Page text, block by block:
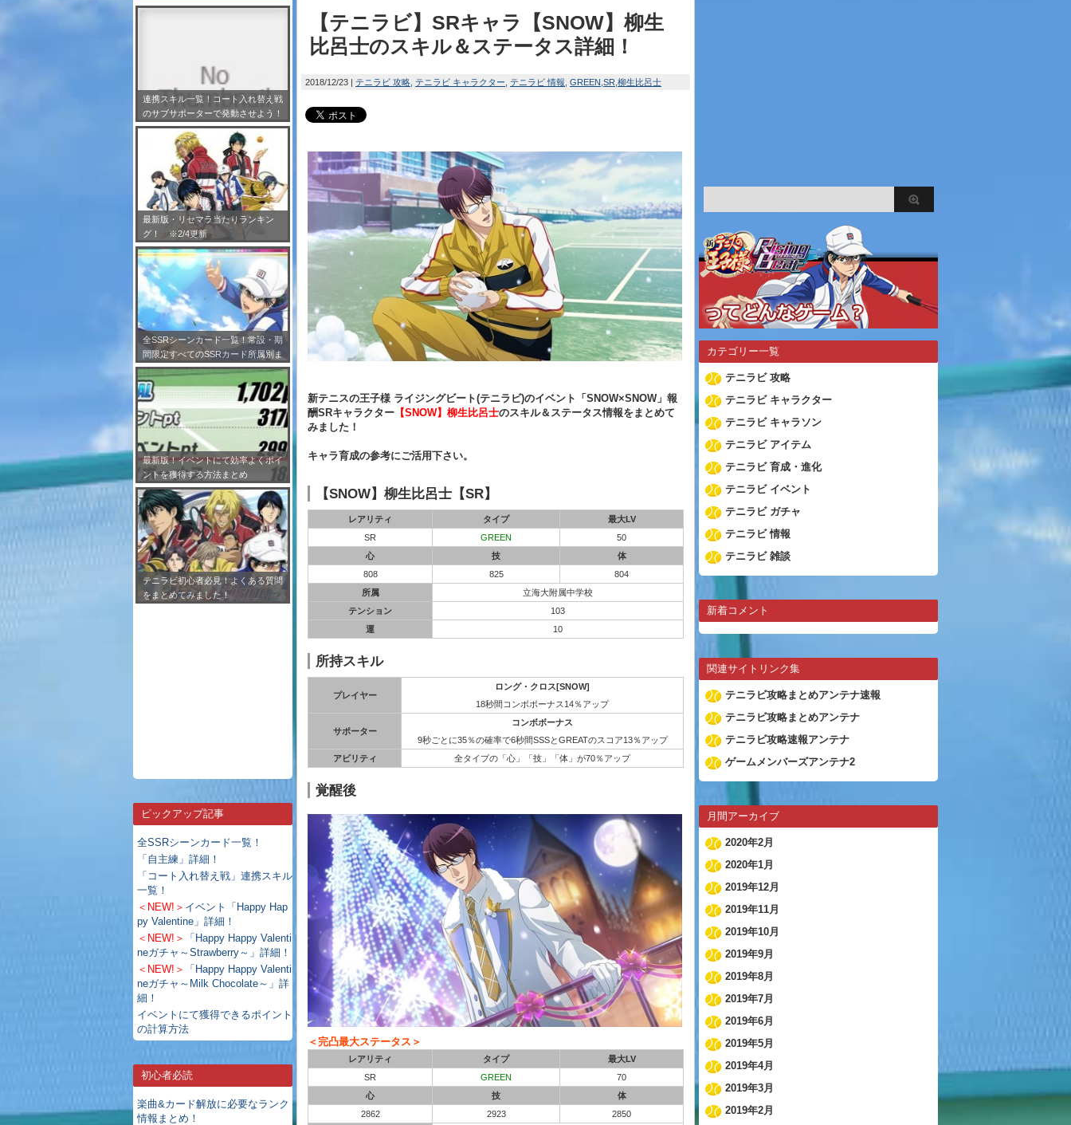
連携スキル一覧！コート入れ替え戦
のサブサポーターで発動させよう！
※7/24更新
最新版・リセマラ当たりランキン
グ！ ※2/4更新
全SSRシーンカード一覧！常設・期
間限定すべてのSSRカード所属別ま
とめ！※2/4更新
最新版！イベントにて効率よくポイ
ントを獲得する方法まとめ
テニラビ初心者必見！よくある質問
をまとめてみました！
ピックアップ記事
全SSRシーンカード一覧！
「自主練」詳細！
「コート入れ替え戦」連携スキル
一覧！
＜NEW!＞ イベント「Happy Hap
py Valentine」詳細！
＜NEW!＞
「Happy Happy Valenti
neガチャ～Strawberry～」詳細！
＜NEW!＞
「Happy Happy Valenti
neガチャ～Milk Chocolate～」詳
細！
イベントにて獲得できるポイント
の計算方法
初心者必読
楽曲&カード解放に必要なランク
情報まとめ！
【テニラビ】SRキャラ【SNOW】柳生
比呂士のスキル＆ステータス詳細！
2018/12/23 テニラビ 攻略 テニラビ キャラクター テニラビ 情報 GREEN SR 柳生比呂士
新テニスの王子様 ライジングビート(テニラビ)のイベント「SNOW×SNOW」報
酬SRキャラクター 【SNOW】柳生比呂士のスキル＆ステータス情報をまとめて
みました！
キャラ育成の参考にご活用下さい。
【SNOW】柳生比呂士【SR】
レアリティ タイプ
最大LV
SR
GREEN
50
心
技
体
808
825
804
所属
立海大附属中学校
テンション
103
運
10
所持スキル
プレイヤー
ロング・クロス[SNOW]
18秒間コンボボーナス14％アップ
サポーター
コンボボーナス
9秒ごとに35％の確率で6秒間SSSとGREATのスコア13％アップ
アビリティ
全タイプの「心」「技」「体」が70％アップ
覚醒後
＜完凸最大ステータス＞
レアリティ タイプ
最大LV
SR
GREEN
70
心
技
体
2862
2923
2850
カテゴリー一覧
テニラビ 攻略
テニラビ キャラクター
テニラビ キャラソン
テニラビ アイテム
テニラビ 育成・進化
テニラビ イベント
テニラビ ガチャ
テニラビ 情報
テニラビ 雑談
新着コメント
関連サイトリンク集
テニラビ攻略まとめアンテナ速報
テニラビ攻略まとめアンテナ
テニラビ攻略速報アンテナ
ゲームメンバーズアンテナ2
月間アーカイブ
2020年2月
2020年1月
2019年12月
2019年11月
2019年10月
2019年9月
2019年8月
2019年7月
2019年6月
2019年5月
2019年4月
2019年3月
2019年2月